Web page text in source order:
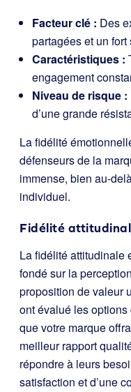
Facteur clé : Des
partagées et un
Caractéristiques :
engagement
Niveau de risque :
d’une grande
La fidélité
défenseurs de la
immense, bien au-
individuel.
Fidélité
La fidélité attitudinale
fondé sur la
proposition de valeur
ont évalué les options
que votre marque
meilleur rapport
répondre à leurs
satisfaction et d’une